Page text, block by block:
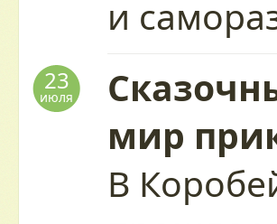
и
23
июля
мир
В